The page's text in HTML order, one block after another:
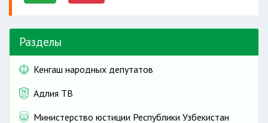
Разделы
Кенгаш народных депутатов
Адлия ТВ
Министерство юстиции Республики Узбекистан